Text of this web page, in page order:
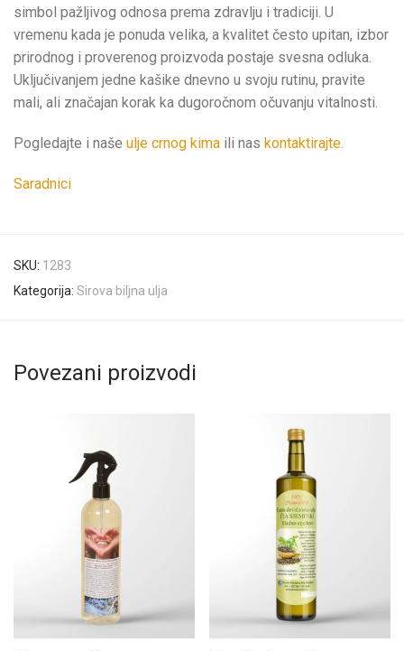
simbol pažljivog odnosa prema zdravlju i tradiciji. U
vremenu kada je ponuda velika, a kvalitet često upitan, izbor
prirodnog i proverenog proizvoda postaje svesna odluka.
Uključivanjem jedne kašike dnevno u svoju rutinu, pravite
mali, ali značajan korak ka dugoročnom očuvanju vitalnosti.
Pogledajte i naše ulje crnog kima ili nas kontaktirajte.
Saradnici
SKU: 1283
Kategorija: Sirova biljna ulja
Povezani proizvodi